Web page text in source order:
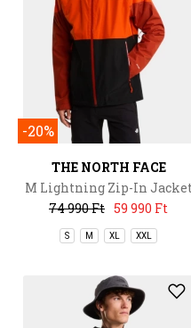
-20%
THE NORTH FACE
M Lightning Zip-In
74 990 Ft 59 990 Ft
S M XL XXL